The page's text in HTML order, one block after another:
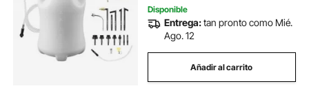
Disponible
Entrega:tan pronto como Mié.
Ago. 12
Añadir al carrito